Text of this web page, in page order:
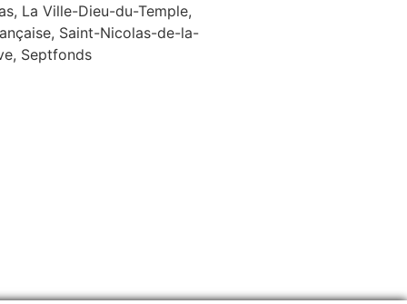
La Ville-Dieu-du-Temple,
Saint-Nicolas-de-la-
Septfonds